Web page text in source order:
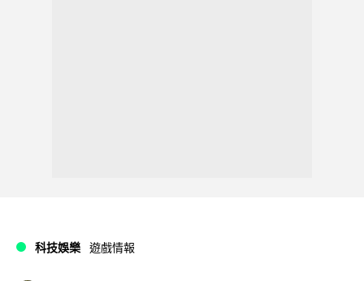
科技娛樂 遊戲情報